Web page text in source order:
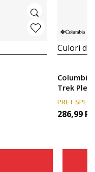
Culori
Trek
PRET
286,99